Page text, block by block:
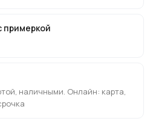
примеркой
наличными. Онлайн: карта,